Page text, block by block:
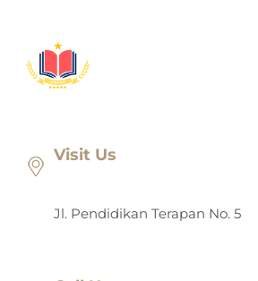
konten
Visit Us
Jl. Pendidikan Terapan No. 5